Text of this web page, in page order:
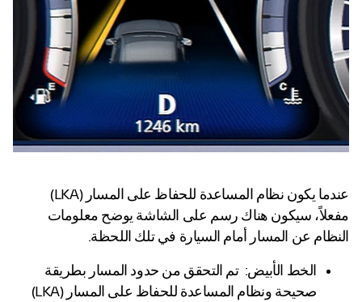
عندما يكون نظام المساعدة للحفاظ على المسار (LKA)
مفعلاً، سيكون هناك رسم على الشاشة يوضح معلومات
النظام عن المسار أمام السيارة في تلك اللحظة.
الخط الأبيض: تم التحقق من حدود المسار بطريقة
صحيحة ونظام المساعدة للحفاظ على المسار (LKA)